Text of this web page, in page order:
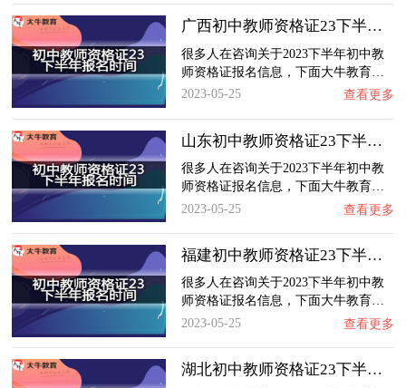
广西初中教师资格证23下半年报名时间
很多人在咨询关于2023下半年初中教
师资格证报名信息，下面大牛教育…
2023-05-25
查看更多
山东初中教师资格证23下半年报名时间
很多人在咨询关于2023下半年初中教
师资格证报名信息，下面大牛教育…
2023-05-25
查看更多
福建初中教师资格证23下半年报名时间
很多人在咨询关于2023下半年初中教
师资格证报名信息，下面大牛教育…
2023-05-25
查看更多
湖北初中教师资格证23下半年报名时间